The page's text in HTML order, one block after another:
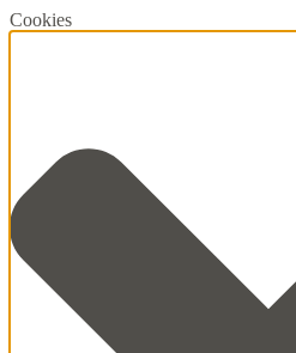
Cookies